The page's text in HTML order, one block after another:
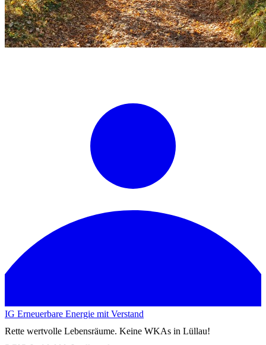
IG Erneuerbare Energie mit Verstand
Rette wertvolle Lebensräume. Keine WKAs in Lüllau!